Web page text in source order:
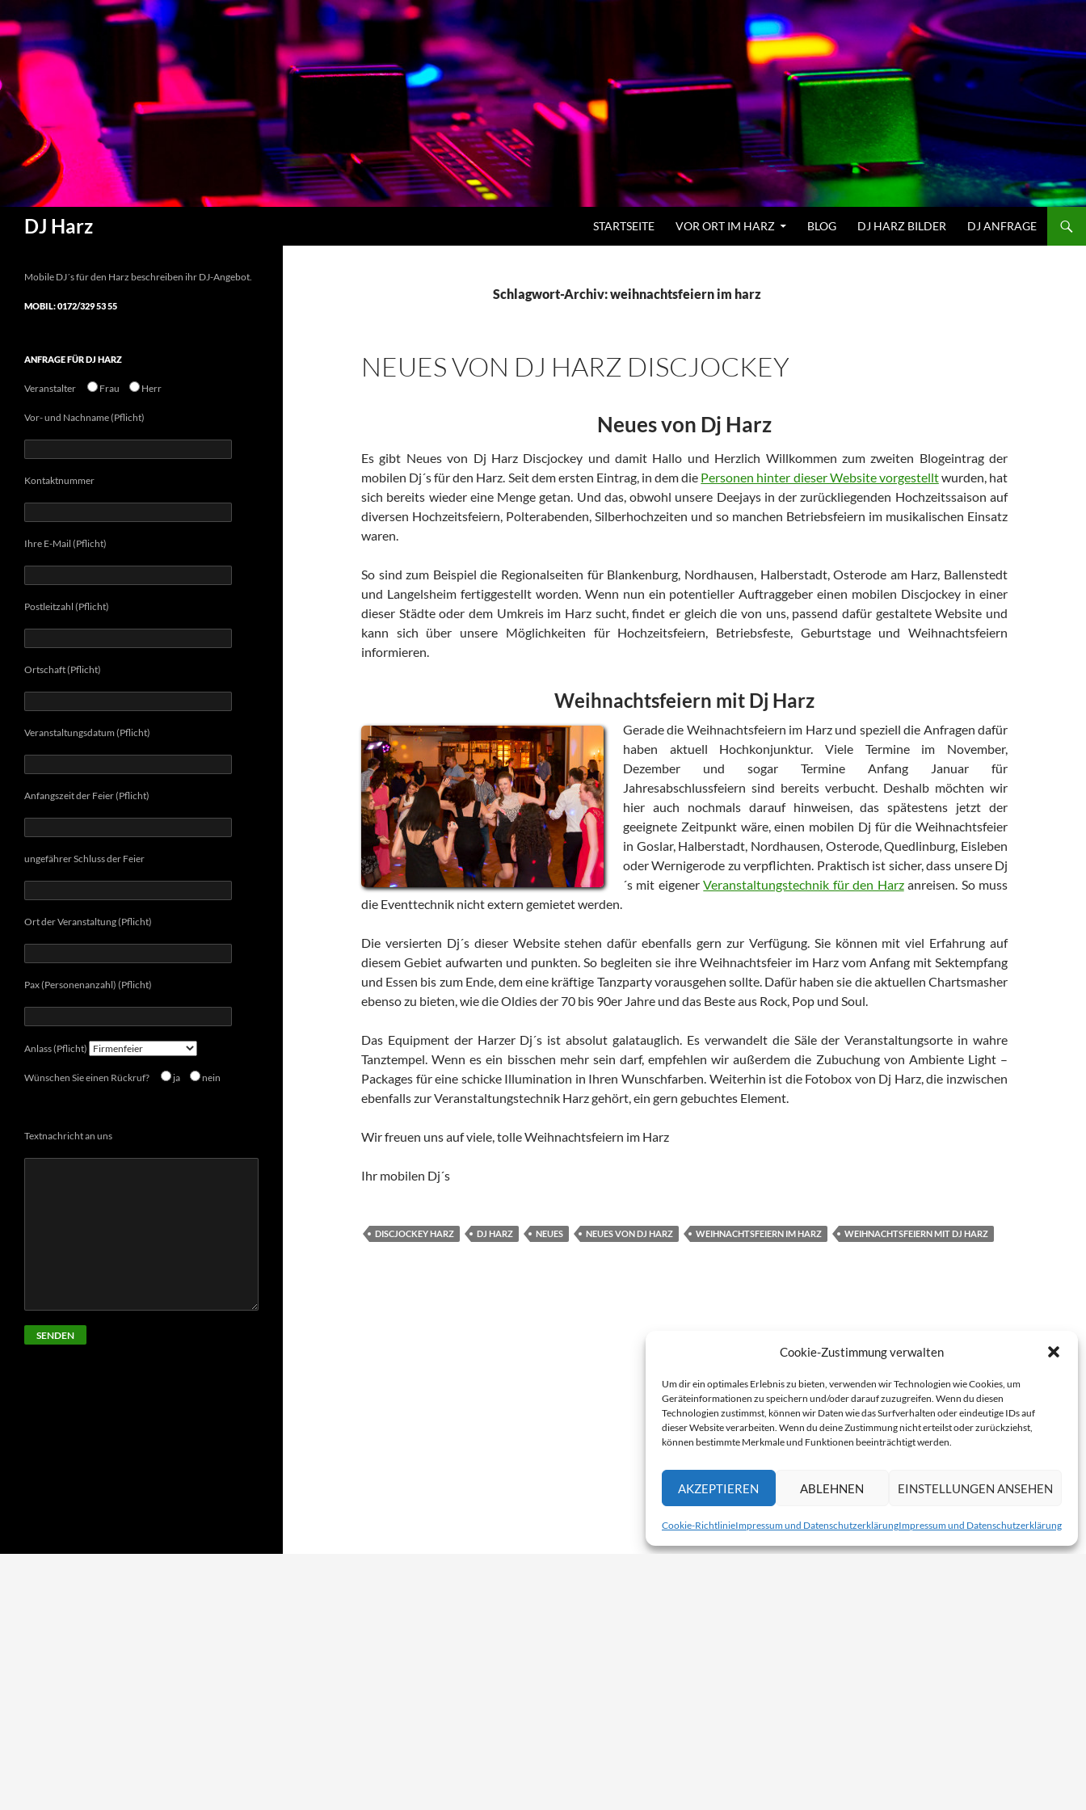
Cookie-Zustimmung verwalten
Um dir ein optimales Erlebnis zu bieten, verwenden wir Technologien wie Cookies, um
Geräteinformationen zu speichern und/oder darauf zuzugreifen. Wenn du diesen
Technologien zustimmst, können wir Daten wie das Surfverhalten oder eindeutige IDs auf
dieser Website verarbeiten. Wenn du deine Zustimmung nicht erteilst oder zurückziehst,
können bestimmte Merkmale und Funktionen beeinträchtigt werden.
AKZEPTIEREN ABLEHNEN EINSTELLUNGEN ANSEHEN
Cookie-RichtlinieImpressum und DatenschutzerklärungImpressum und Datenschutzerklärung
DJ Harz
Suchen
STARTSEITE
VOR ORT IM HARZ BLOG DJ HARZ BILDER DJ ANFRAGE
Schlagwort-Archiv: weihnachtsfeiern im harz
NEUES VON DJ HARZ DISCJOCKEY
Neues von Dj Harz
Es gibt Neues von Dj Harz Discjockey und damit Hallo und Herzlich Willkommen zum zweiten Blogeintrag der
mobilen Dj´s für den Harz. Seit dem ersten Eintrag, in dem die Personen hinter dieser Website vorgestelltwurden, hat
sich bereits wieder eine Menge getan. Und das, obwohl unsere Deejays in der zurückliegenden Hochzeitssaison auf
diversen Hochzeitsfeiern, Polterabenden, Silberhochzeiten und so manchen Betriebsfeiern im musikalischen Einsatz
waren.
So sind zum Beispiel die Regionalseiten für Blankenburg, Nordhausen, Halberstadt, Osterode am Harz, Ballenstedt
und Langelsheim fertiggestellt worden. Wenn nun ein potentieller Auftraggeber einen mobilen Discjockey in einer
dieser Städte oder dem Umkreis im Harz sucht, findet er gleich die von uns, passend dafür gestaltete Website und
kann sich über unsere Möglichkeiten für Hochzeitsfeiern, Betriebsfeste, Geburtstage und Weihnachtsfeiern
informieren.
Weihnachtsfeiern mit Dj Harz
Gerade die Weihnachtsfeiern im Harz und speziell die Anfragen dafür
haben aktuell Hochkonjunktur. Viele Termine im November,
Dezember und sogar Termine Anfang Januar für
Jahresabschlussfeiern sind bereits verbucht. Deshalb möchten wir
hier auch nochmals darauf hinweisen, das spätestens jetzt der
geeignete Zeitpunkt wäre, einen mobilen Dj für die Weihnachtsfeier
in Goslar, Halberstadt, Nordhausen, Osterode, Quedlinburg, Eisleben
oder Wernigerode zu verpflichten. Praktisch ist sicher, dass unsere Dj
´s mit eigenerVeranstaltungstechnik für den Harzanreisen. So muss
die Eventtechnik nicht extern gemietet werden.
Die versierten Dj´s dieser Website stehen dafür ebenfalls gern zur Verfügung. Sie können mit viel Erfahrung auf
diesem Gebiet aufwarten und punkten. So begleiten sie ihre Weihnachtsfeier im Harz vom Anfang mit Sektempfang
und Essen bis zum Ende, dem eine kräftige Tanzparty vorausgehen sollte. Dafür haben sie die aktuellen Chartsmasher
ebenso zu bieten, wie die Oldies der 70 bis 90er Jahre und das Beste aus Rock, Pop und Soul.
Das Equipment der Harzer Dj´s ist absolut galatauglich. Es verwandelt die Säle der Veranstaltungsorte in wahre
Tanztempel. Wenn es ein bisschen mehr sein darf, empfehlen wir außerdem die Zubuchung von Ambiente Light –
Packages für eine schicke Illumination in Ihren Wunschfarben. Weiterhin ist die Fotobox von Dj Harz, die inzwischen
ebenfalls zur Veranstaltungstechnik Harz gehört, ein gern gebuchtes Element.
Wir freuen uns auf viele, tolle Weihnachtsfeiern im Harz
Ihr mobilen Dj´s
DISCJOCKEY HARZ DJ HARZ NEUES NEUES VON DJ HARZ WEIHNACHTSFEIERN IM HARZ WEIHNACHTSFEIERN MIT DJ HARZ
Mobile DJ´s für den Harz beschreiben ihr DJ-Angebot.
MOBIL: 0172/329 53 55
ANFRAGE FÜR DJ HARZ
Veranstalter Frau Herr
Vor- und Nachname (Pflicht)
Kontaktnummer
Ihre E-Mail (Pflicht)
Postleitzahl (Pflicht)
Ortschaft (Pflicht)
Veranstaltungsdatum (Pflicht)
Anfangszeit der Feier (Pflicht)
ungefährer Schluss der Feier
Ort der Veranstaltung (Pflicht)
Pax (Personenanzahl) (Pflicht)
Anlass (Pflicht)
Wünschen Sie einen Rückruf? ja nein
Textnachricht an uns